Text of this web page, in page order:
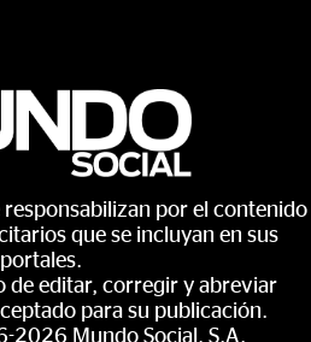
responsabilizan por el contenido
que se incluyan en sus
portales.
de editar, corregir y abreviar
para su publicación.
Mundo Social, S.A.